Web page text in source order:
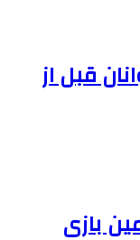
قبل از
بازی